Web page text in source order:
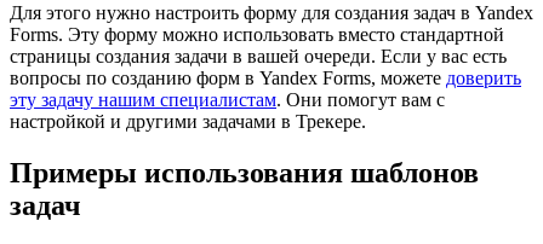
Для этого нужно настроить форму для создания задач в Yandex
Forms. Эту форму можно использовать вместо стандартной
страницы создания задачи в вашей очереди. Если у вас есть
вопросы по созданию форм в Yandex Forms, можете доверить
эту задачу нашим специалистам. Они помогут вам с
настройкой и другими задачами в Трекере.
Примеры использования шаблонов
задач